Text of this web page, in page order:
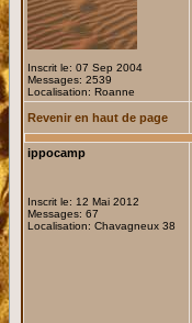
Inscrit le: 07 Sep 2004
Messages: 2539
Localisation: Roanne
Revenir en haut de page
ippocamp
Inscrit le: 12 Mai 2012
Messages: 67
Localisation: Chavagneux 38